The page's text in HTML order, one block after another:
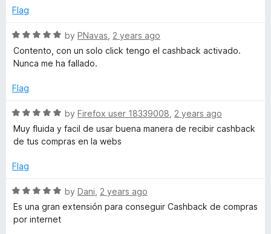
fd
o
u
t
f
Flag
R
a
t
d
o
u
f
by PNavas 2 years ago
Contento, con un solo click tengo el cashback activado.
Nunca me ha fallado.
Flag
R
a
t
d
o
u
o
by Firefox user 18339008 2 years ago
Muy fluida y facil de usar buena manera de recibir cashback
de tus compras en la webs
Flag
R
a
t
by Dani 2 years ago
Es una gran extensión para conseguir Cashback de compras
por internet